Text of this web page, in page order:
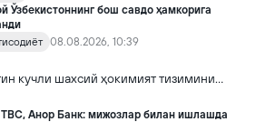
Ўзбекистоннинг бош савдо ҳамкорига
08.08.2026, 10:39
кучли шахсий ҳокимият тизимини
ким келиши ва ҳокимиятни
ноаниқ. Таҳлилчилар фикрича, бу
TBC, Анор Банк: мижозлар билан ишлашда